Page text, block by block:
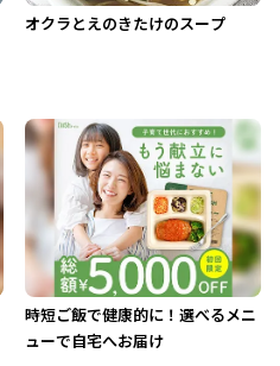
オクラとえのきたけのスープ
時短ご飯で健康的に！選べるメニ
ューで自宅へお届け